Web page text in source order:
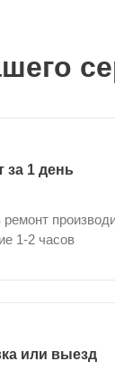
за 1 день
1-2 часов
или выезд